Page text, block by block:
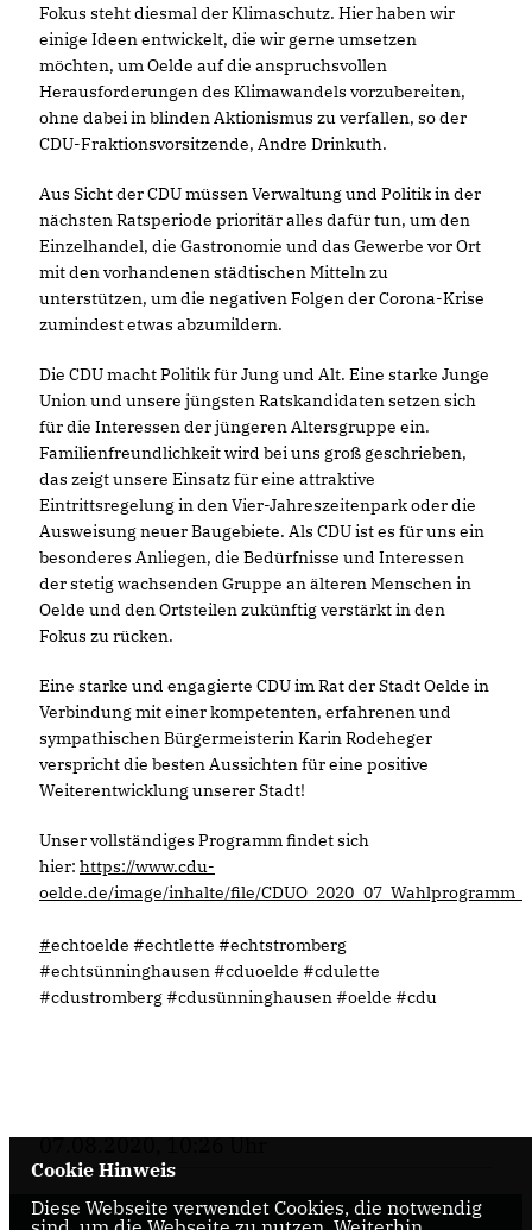
Fokus steht diesmal der Klimaschutz. Hier haben wir
einige Ideen entwickelt, die wir gerne umsetzen
möchten, um Oelde auf die anspruchsvollen
Herausforderungen des Klimawandels vorzubereiten,
ohne dabei in blinden Aktionismus zu verfallen, so der
CDU-Fraktionsvorsitzende, Andre Drinkuth.
Aus Sicht der CDU müssen Verwaltung und Politik in der
nächsten Ratsperiode prioritär alles dafür tun, um den
Einzelhandel, die Gastronomie und das Gewerbe vor Ort
mit den vorhandenen städtischen Mitteln zu
unterstützen, um die negativen Folgen der Corona-Krise
zumindest etwas abzumildern.
Die CDU macht Politik für Jung und Alt. Eine starke Junge
Union und unsere jüngsten Ratskandidaten setzen sich
für die Interessen der jüngeren Altersgruppe ein.
Familienfreundlichkeit wird bei uns groß geschrieben,
das zeigt unsere Einsatz für eine attraktive
Eintrittsregelung in den Vier-Jahreszeitenpark oder die
Ausweisung neuer Baugebiete. Als CDU ist es für uns ein
besonderes Anliegen, die Bedürfnisse und Interessen
der stetig wachsenden Gruppe an älteren Menschen in
Oelde und den Ortsteilen zukünftig verstärkt in den
Fokus zu rücken.
Eine starke und engagierte CDU im Rat der Stadt Oelde in
Verbindung mit einer kompetenten, erfahrenen und
sympathischen Bürgermeisterin Karin Rodeheger
verspricht die besten Aussichten für eine positive
Weiterentwicklung unserer Stadt!
Unser vollständiges Programm findet sich
hier: https://www.cdu-
oelde.de/image/inhalte/file/
#echtoelde #echtlette #echtstromberg
#echtsünninghausen #cduoelde #cdulette
#cdustromberg #cdusünninghausen #oelde #cdu
07.08.2020, 10:26 Uhr
Cookie Hinweis
Diese Webseite verwendet Cookies, die notwendig